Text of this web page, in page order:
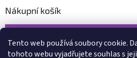
Tento web používá soubory cookie.
tohoto webu vyjadřujete souhlas s
Nákupní košík